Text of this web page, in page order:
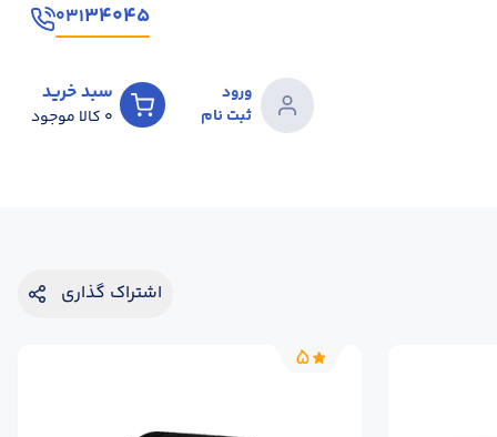
۳۴۰۴۵۰۳۱
ورود
ثبت نام
سبد خرید
0 کالا موجود
اشتراک گذاری
5